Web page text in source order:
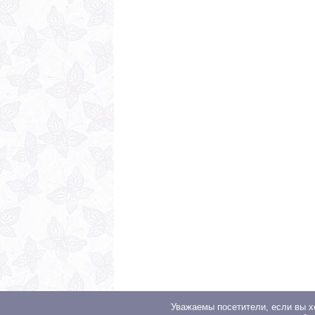
Уважаемы посетители, если вы